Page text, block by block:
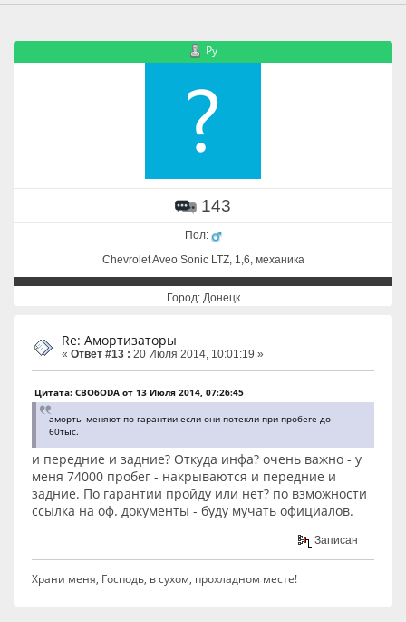
Ру
143
Пол:
Chevrolet Aveo Sonic LTZ, 1,6, механика
Город: Донецк
Re: Амортизаторы
« Ответ #13 : 20 Июля 2014, 10:01:19 »
Цитата: CBO6ODA от 13 Июля 2014, 07:26:45
аморты меняют по гарантии если они потекли при пробеге до
60тыс.
и передние и задние? Откуда инфа? очень важно - у
меня 74000 пробег - накрываются и передние и
задние. По гарантии пройду или нет? по взможности
ссылка на оф. документы - буду мучать официалов.
Записан
Храни меня, Господь, в сухом, прохладном месте!